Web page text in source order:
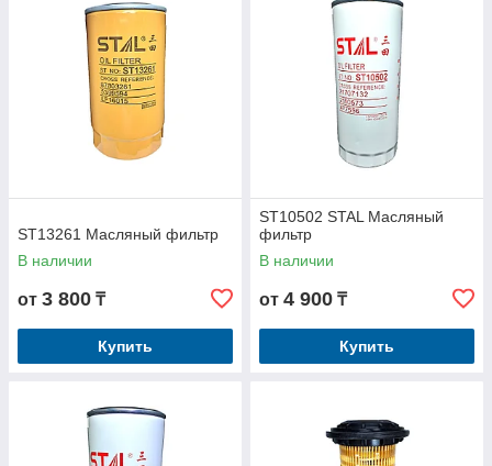
ST13261 Масляный фильтр
В наличии
от 3 800 ₸
Купить
ST10502 STAL Масляный
фильтр
В наличии
от 4 900 ₸
Купить